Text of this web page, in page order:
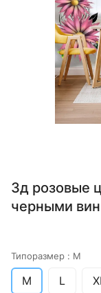
3д розовые
черными
Типоразмер : M
M L